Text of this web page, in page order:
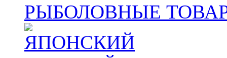
РЫБОЛОВНЫЕ